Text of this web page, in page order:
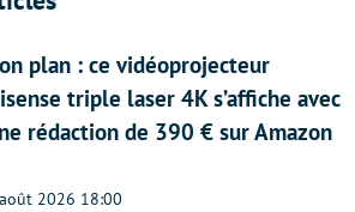
plan : ce vidéoprojecteur
triple laser 4K s’affiche avec
rédaction de 390 € sur Amazon
2026 18:00